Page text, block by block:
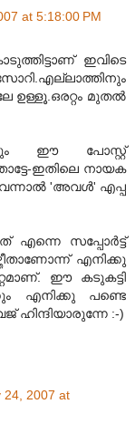
at 5:18:00 PM
ഇവിടെ
ഉള്ളൂ.ഒരറ്റം മുതല്‍
ഈ പോസ്റ്റ്‌
ഇതിലെ നായക
'അവള്‍' എപ്പ
എന്നെ സപ്പോര്‍ട്ട്‌
എനിക്കു
ഈ കടുകട്ടി
എനിക്കു പണ്ടെ
ഹിന്ദിയാരുന്നേ :-)
24, 2007 at